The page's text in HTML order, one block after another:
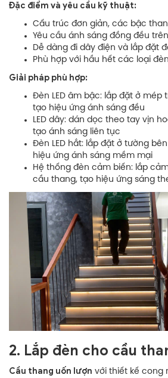
Đặc điểm và yêu cầu kỹ thuật:
Cấu trúc đơn giản, các bậc
Yêu cầu ánh sáng đồng đều
Dễ dàng đi dây điện và lắp đặt
Phù hợp với hầu hết các loại
Giải pháp phù hợp:
Đèn LED âm bậc: lắp đặt ở mép
tạo hiệu ứng ánh sáng đều
LED dây: dán dọc theo tay vịn
tạo ánh sáng liên tục
Đèn LED hắt: lắp đặt ở tường
hiệu ứng ánh sáng mềm mại
Hệ thống đèn cảm biến: lắp
cầu thang, tạo hiệu ứng sáng
2. Lắp đèn cho cầu
Cầu thang uốn lượn với thiết kế cong